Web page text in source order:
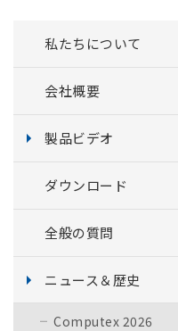
私たちについて
会社概要
製品ビデオ
ダウンロード
全般の質問
ニュース＆歴史
Computex 2026